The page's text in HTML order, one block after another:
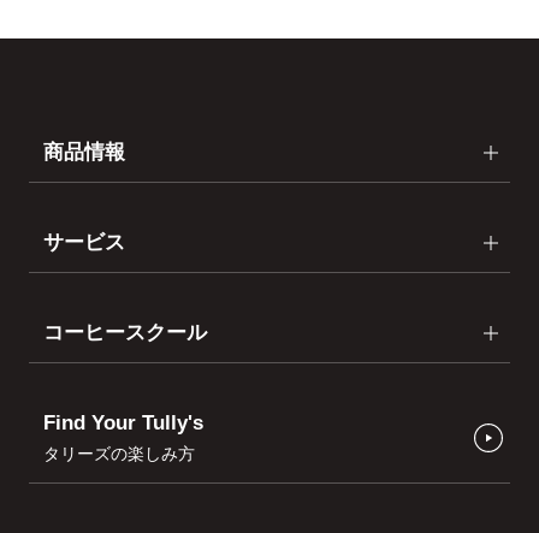
商品情報
サービス
コーヒースクール
Find Your Tully's
タリーズの楽しみ方